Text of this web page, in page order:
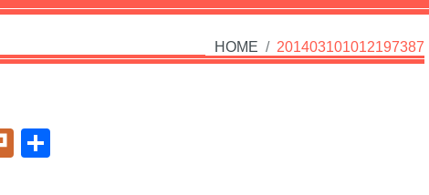
HOME / 201403101012197387
Plurk